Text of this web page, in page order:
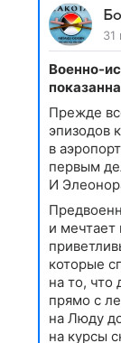
31
Военно-
Прежде
эпизодов
в
первым
И
и
которые
на то, что
прямо с
на Люду
на курсы